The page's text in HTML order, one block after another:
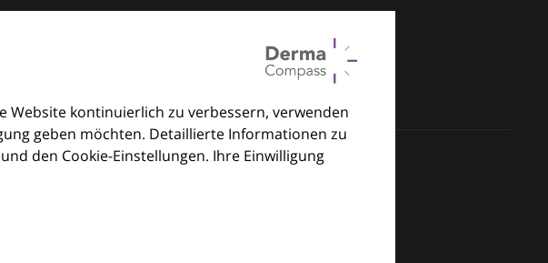
Website kontinuierlich zu verbessern, verwenden
geben möchten. Detaillierte Informationen zu
den Cookie-Einstellungen. Ihre Einwilligung
Tools für den klinischen Alltag.